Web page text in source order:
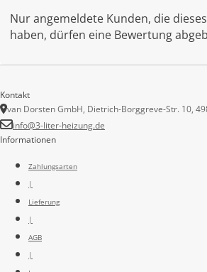
Nur angemeldete Kunden, die
haben, dürfen eine Bewertung
Informationen
Zahlungsarten
|
Lieferung
|
AGB
|
Kontakt
van Dorsten GmbH, Dietrich-Borggreve-Str. 10,
info@3-liter-heizung.de